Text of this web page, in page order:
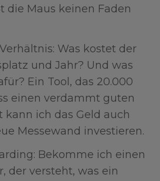
die Maus keinen Faden
Was kostet der
und Jahr? Und was
Ein Tool, das 20.000
einen verdammt guten
kann ich das Geld auch
Messewand investieren.
Bekomme ich einen
der versteht, was ein